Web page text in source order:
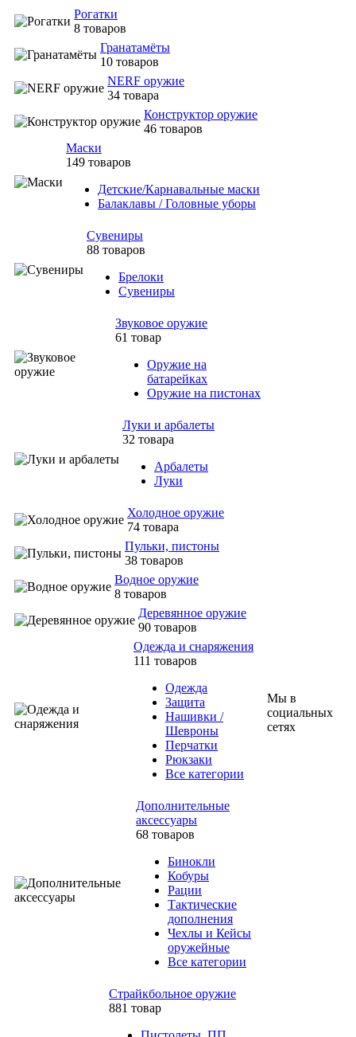
Рогатки
8 товаров
Гранатамёты
10 товаров
NERF оружие
34 товара
Конструктор оружие
46 товаров
Маски
149 товаров
Детские/Карнавальные маски
Балаклавы / Головные уборы
Сувениры
88 товаров
Брелоки
Сувениры
Звуковое оружие
61 товар
Оружие на
батарейках
Оружие на пистонах
Луки и арбалеты
32 товара
Арбалеты
Луки
Холодное оружие
74 товара
Пульки, пистоны
38 товаров
Водное оружие
8 товаров
Деревянное оружие
90 товаров
Одежда и снаряжения
111 товаров
Одежда
Защита
Нашивки /
Шевроны
Перчатки
Рюкзаки
Все категории
Дополнительные
аксессуары
68 товаров
Бинокли
Кобуры
Рации
Тактические
дополнения
Чехлы и Кейсы
оружейные
Все категории
Страйкбольное оружие
881 товар
Мы в
социальных
сетях